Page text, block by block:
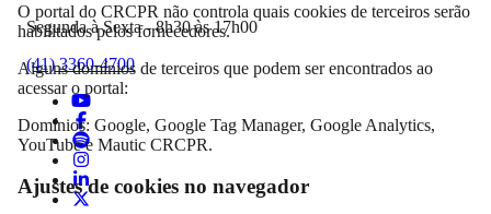
Segunda à Sexta - 8h30 às 17h00
(41) 3360-4700
O portal do CRCPR não controla quais cookies de terceiros serão
habilitados pelos fornecedores.
Alguns domínios de terceiros que podem ser encontrados ao
acessar o portal:
Domínios: Google, Google Tag Manager, Google Analytics,
YouTube e Mautic CRCPR.
Ajustes de cookies no navegador